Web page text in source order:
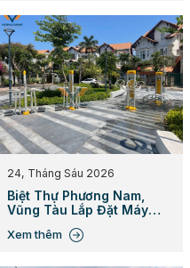
24, Tháng Sáu 2026
Biệt Thự Phương Nam,
Vũng Tàu Lắp Đặt Máy
Xem thêm